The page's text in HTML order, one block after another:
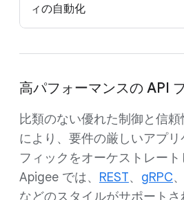
ィの自動化
高パフォーマンスの API
比類のない優れた制御と信
により、要件の厳しいアプ
フィックをオーケストレート
Apigee では、 REST、 gRPC、
などのスタイルがサポート